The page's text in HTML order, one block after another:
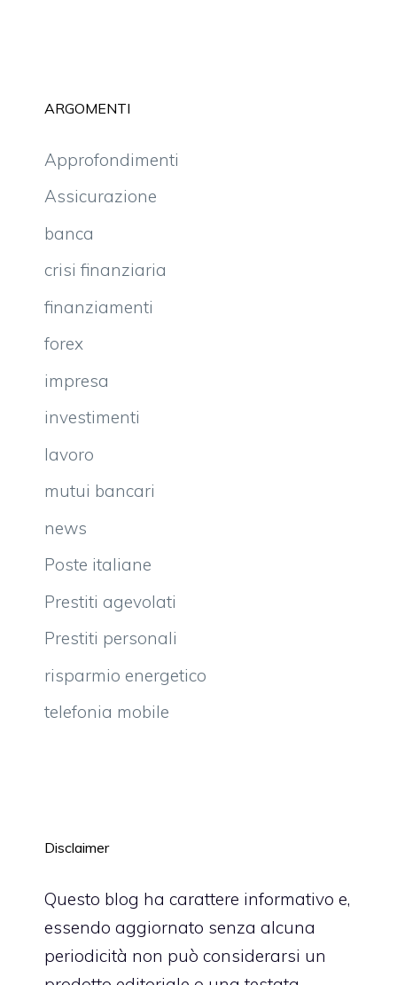
ARGOMENTI
Approfondimenti
Assicurazione
banca
crisi finanziaria
finanziamenti
forex
impresa
investimenti
lavoro
mutui bancari
news
Poste italiane
Prestiti agevolati
Prestiti personali
risparmio energetico
telefonia mobile
Disclaimer
Questo blog ha carattere informativo e,
essendo aggiornato senza alcuna
periodicità non può considerarsi un